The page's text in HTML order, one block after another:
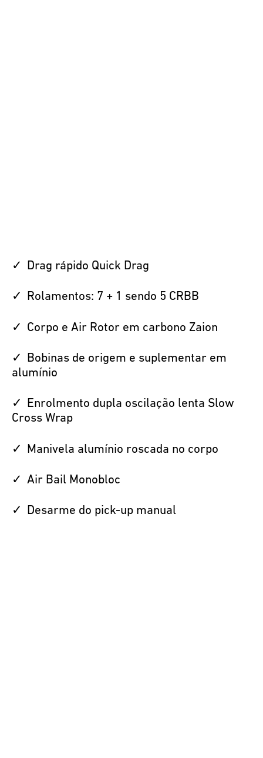
Drag rápido Quick Drag
Rolamentos: 7 + 1 sendo 5 CRBB
Corpo e Air Rotor em carbono Zaion
Bobinas de origem e suplementar em
alumínio
Enrolmento dupla oscilação lenta Slow
Cross Wrap
Manivela alumínio roscada no corpo
Air Bail Monobloc
Desarme do pick-up manual